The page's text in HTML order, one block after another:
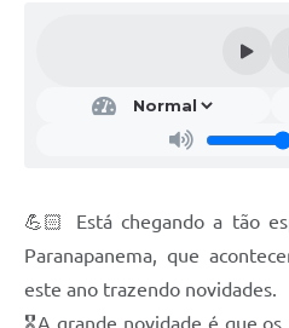
Secretarias
💪🏻 Está chegando a tão
Paranapanema, que
este ano trazendo novidades.
🎖️A grande novidade é que